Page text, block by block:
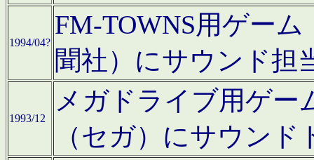
1994/04?
FM-TOWNS用ゲー
聞社）にサウンド担
1993/12
メガドライブ用ゲー
（セガ）にサウン